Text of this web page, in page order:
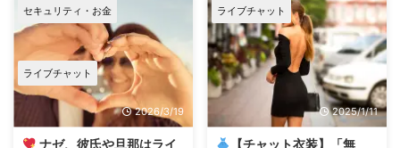
必要ですが、『普通』の人が大化
けするのは楽しいです。 もちろ
んルックスが良い方はさらに磨い
て稼げてしまいます。 それだけ
じゃなく、ごく普通クラスのルッ
クスを超人気者に変身させたいと
いうエゴな目標をもちながらサポ
気有りすぎて、 問題やトラブル
も多い。 おまけに、その人気に
あやかろうと、 にわか事務所が
大量増殖で、まさにカオス!稼げ
るぶんだけ、障害物も多いという
ことです。 それでも、ライベッ
クスがストリップチャットを推す
セキュリティ・お金
ライブチャット
2026/3/19
ナゼ、彼氏や旦那はライ
ライブチャット
2025/1/11
【チャット衣装】「無